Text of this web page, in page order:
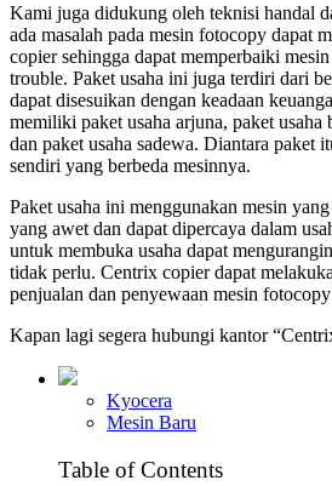
Kami juga didukung oleh teknisi handal
ada masalah pada mesin fotocopy dapat
copier sehingga dapat memperbaiki
trouble. Paket usaha ini juga terdiri dari
dapat disesuikan dengan keadaan
memiliki paket usaha arjuna, paket usaha
dan paket usaha sadewa. Diantara paket
sendiri yang berbeda mesinnya.
Paket usaha ini menggunakan mesin
yang awet dan dapat dipercaya dalam
untuk membuka usaha dapat
tidak perlu. Centrix copier dapat
penjualan dan penyewaan mesin
Kapan lagi segera hubungi kantor
Kyocera
Mesin Baru
Table of Contents